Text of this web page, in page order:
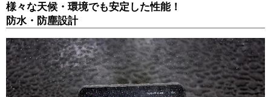
様々な天候・環境でも安定した性能！
防水・防塵設計